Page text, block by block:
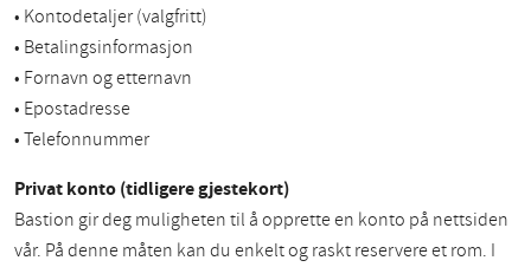
• Kontodetaljer (valgfritt)
• Betalingsinformasjon
• Fornavn og etternavn
• Epostadresse
• Telefonnummer
Privat konto (tidligere gjestekort)
Bastion gir deg muligheten til å opprette en konto på nettsiden
vår. På denne måten kan du enkelt og raskt reservere et rom. I